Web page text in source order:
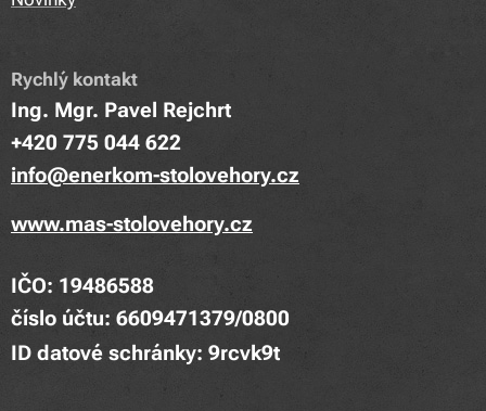
Rychlý kontakt
Ing. Mgr. Pavel Rejchrt
+420 775 044 622
info@enerkom-stolovehory.cz
www.mas-stolovehory.cz
IČO: 19486588
číslo účtu: 6609471379/0800
ID datové schránky: 9rcvk9t